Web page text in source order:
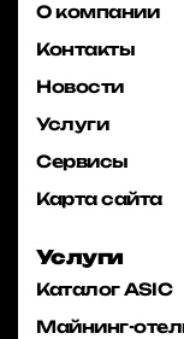
О компании
Контакты
Новости
Услуги
Сервисы
Карта сайта
Услуги
Каталог ASIC
Майнинг-